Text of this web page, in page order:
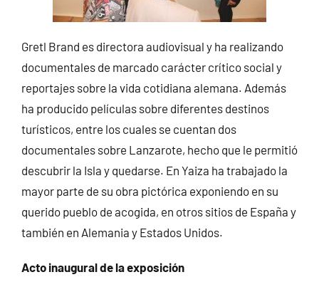
Gretl Brand es directora audiovisual y ha realizando
documentales de marcado carácter crítico social y
reportajes sobre la vida cotidiana alemana. Además
ha producido películas sobre diferentes destinos
turísticos, entre los cuales se cuentan dos
documentales sobre Lanzarote, hecho que le permitió
descubrir la Isla y quedarse. En Yaiza ha trabajado la
mayor parte de su obra pictórica exponiendo en su
querido pueblo de acogida, en otros sitios de España y
también en Alemania y Estados Unidos.
Acto inaugural de la exposición